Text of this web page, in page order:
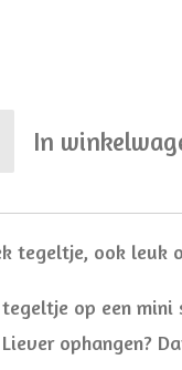
In
tegeltje, ook leuk
op een mini
Liever ophangen?